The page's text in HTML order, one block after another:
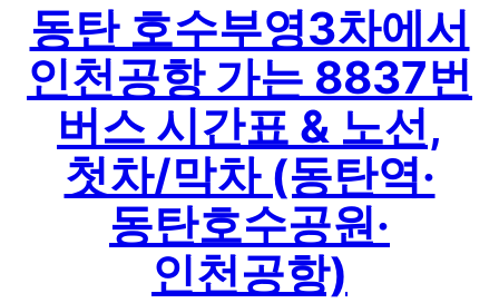
동탄 호수부영3차에서
인천공항 가는 8837번
버스 시간표 & 노선,
첫차/막차 (동탄역·
동탄호수공원·
인천공항)